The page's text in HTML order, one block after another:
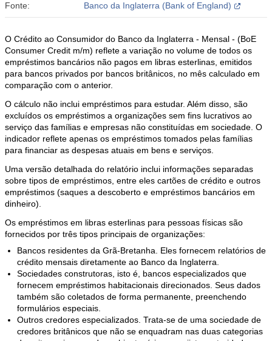
Fonte: Banco da Inglaterra (Bank of England)
O Crédito ao Consumidor do Banco da Inglaterra - Mensal - (BoE
Consumer Credit m/m) reflete a variação no volume de todos os
empréstimos bancários não pagos em libras esterlinas, emitidos
para bancos privados por bancos britânicos, no mês calculado em
comparação com o anterior.
O cálculo não inclui empréstimos para estudar. Além disso, são
excluídos os empréstimos a organizações sem fins lucrativos ao
serviço das famílias e empresas não constituídas em sociedade. O
indicador reflete apenas os empréstimos tomados pelas famílias
para financiar as despesas atuais em bens e serviços.
Uma versão detalhada do relatório inclui informações separadas
sobre tipos de empréstimos, entre eles cartões de crédito e outros
empréstimos (saques a descoberto e empréstimos bancários em
dinheiro).
Os empréstimos em libras esterlinas para pessoas físicas são
fornecidos por três tipos principais de organizações:
Bancos residentes da Grã-Bretanha. Eles fornecem relatórios de
crédito mensais diretamente ao Banco da Inglaterra.
Sociedades construtoras, isto é, bancos especializados que
fornecem empréstimos habitacionais direcionados. Seus dados
também são coletados de forma permanente, preenchendo
formulários especiais.
Outros credores especializados. Trata-se de uma sociedade de
credores britânicos que não se enquadram nas duas categorias